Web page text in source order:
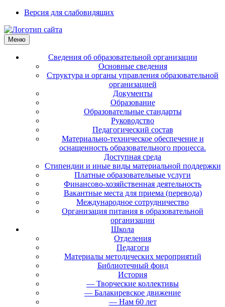
Версия для слабовидящих
Меню
Сведения об образовательной организации
Основные сведения
Структура и органы управления образовательной
организацией
Документы
Образование
Образовательные стандарты
Руководство
Педагогический состав
Материально-техническое обеспечение и
оснащенность образовательного процесса.
Доступная среда
Стипендии и иные виды материальной поддержки
Платные образовательные услуги
Финансово-хозяйственная деятельность
Вакантные места для приема (перевода)
Международное сотрудничество
Организация питания в образовательной
организации
Школа
Отделения
Педагоги
Материалы методических мероприятий
Библиотечный фонд
История
— Творческие коллективы
— Балакиревское движение
— Нам 60 лет